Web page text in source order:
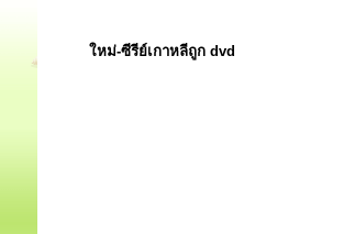
ใหม่-ซีรีย์เกาหลีถูก dvd